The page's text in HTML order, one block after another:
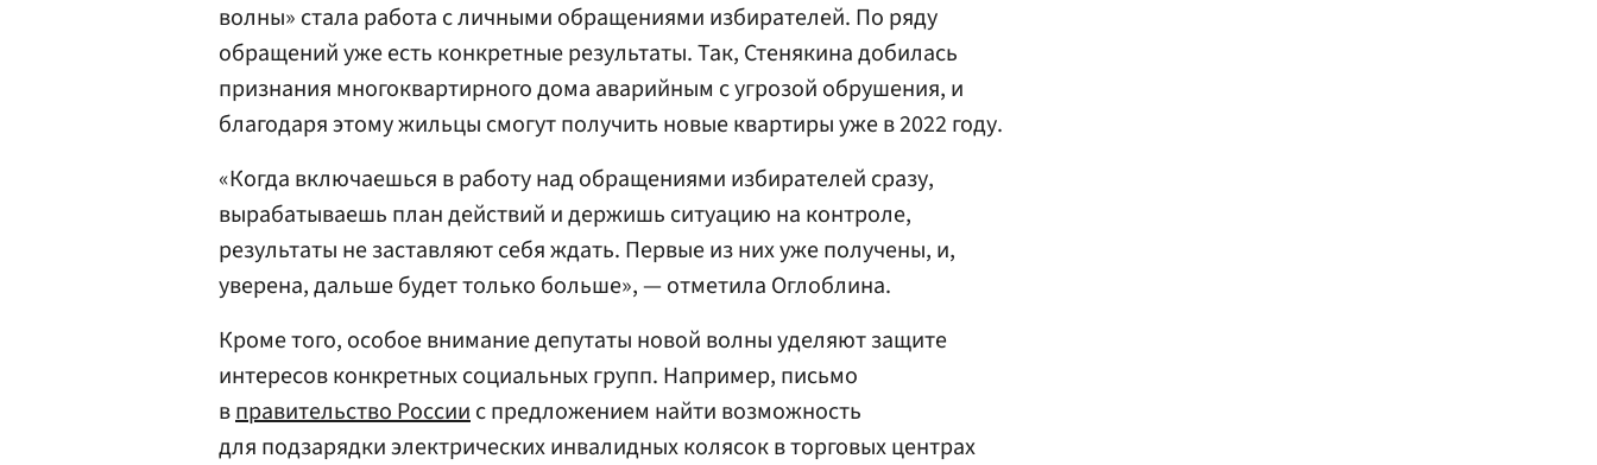
волны» стала работа с личными обращениями избирателей. По ряду
обращений уже есть конкретные результаты. Так, Стенякина добилась
признания многоквартирного дома аварийным с угрозой обрушения, и
благодаря этому жильцы смогут получить новые квартиры уже в 2022 году.
«Когда включаешься в работу над обращениями избирателей сразу,
вырабатываешь план действий и держишь ситуацию на контроле,
результаты не заставляют себя ждать. Первые из них уже получены, и,
уверена, дальше будет только больше», — отметила Оглоблина.
Кроме того, особое внимание депутаты новой волны уделяют защите
интересов конкретных социальных групп. Например, письмо
вправительство Россиис предложением найти возможность
для подзарядки электрических инвалидных колясок в торговых центрах